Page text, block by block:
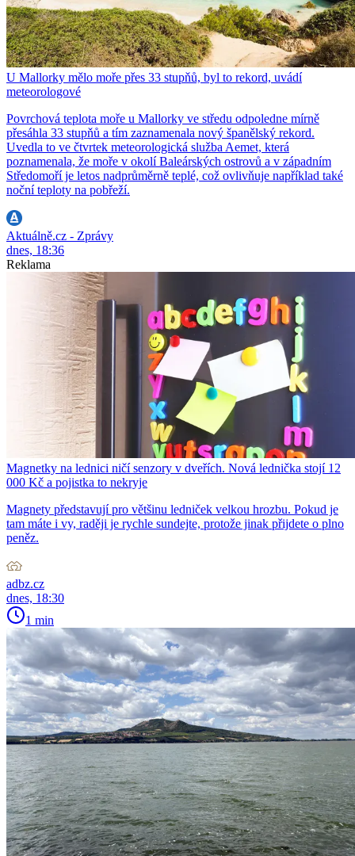
U Mallorky mělo moře přes 33 stupňů, byl to rekord, uvádí
meteorologové
Povrchová teplota moře u Mallorky ve středu odpoledne mírně
přesáhla 33 stupňů a tím zaznamenala nový španělský rekord.
Uvedla to ve čtvrtek meteorologická služba Aemet, která
poznamenala, že moře v okolí Baleárských ostrovů a v západním
Středomoří je letos nadprůměrně teplé, což ovlivňuje například také
noční teploty na pobřeží.
Aktuálně.cz - Zprávy
dnes, 18:36
Reklama
Magnetky na lednici ničí senzory v dveřích. Nová lednička stojí 12
000 Kč a pojistka to nekryje
Magnety představují pro většinu ledniček velkou hrozbu. Pokud je
tam máte i vy, raději je rychle sundejte, protože jinak přijdete o plno
peněz.
adbz.cz
dnes, 18:30
1 min